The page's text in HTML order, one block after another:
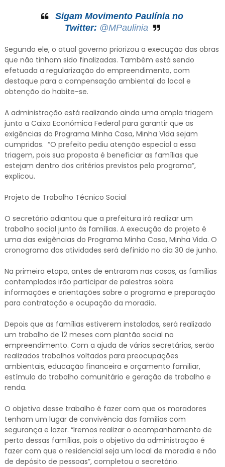
Sigam Movimento Paulínia no
Twitter: @MPaulinia
Segundo ele, o atual governo priorizou a execução das obras
que não tinham sido finalizadas. Também está sendo
efetuada a regularização do empreendimento, com
destaque para a compensação ambiental do local e
obtenção do habite-se.
A administração está realizando ainda uma ampla triagem
junto a Caixa Econômica Federal para garantir que as
exigências do Programa Minha Casa, Minha Vida sejam
cumpridas. “O prefeito pediu atenção especial a essa
triagem, pois sua proposta é beneficiar as famílias que
estejam dentro dos critérios previstos pelo programa”,
explicou.
Projeto de Trabalho Técnico Social
O secretário adiantou que a prefeitura irá realizar um
trabalho social junto às famílias. A execução do projeto é
uma das exigências do Programa Minha Casa, Minha Vida. O
cronograma das atividades será definido no dia 30 de junho.
Na primeira etapa, antes de entraram nas casas, as famílias
contempladas irão participar de palestras sobre
informações e orientações sobre o programa e preparação
para contratação e ocupação da moradia.
Depois que as famílias estiverem instaladas, será realizado
um trabalho de 12 meses com plantão social no
empreendimento. Com a ajuda de várias secretárias, serão
realizados trabalhos voltados para preocupações
ambientais, educação financeira e orçamento familiar,
estímulo do trabalho comunitário e geração de trabalho e
renda.
O objetivo desse trabalho é fazer com que os moradores
tenham um lugar de convivência das famílias com
segurança e lazer. “Iremos realizar o acompanhamento de
perto dessas famílias, pois o objetivo da administração é
fazer com que o residencial seja um local de moradia e não
de depósito de pessoas”, completou o secretário.